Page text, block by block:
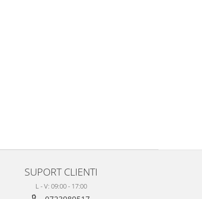
SUPORT CLIENTI
L - V: 09:00 - 17:00